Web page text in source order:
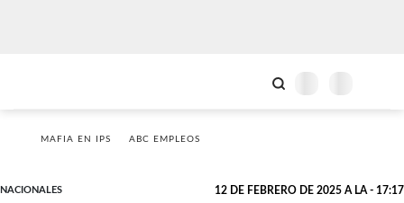
MAFIA EN IPS ABC EMPLEOS
NACIONALES 12 DE FEBRERO DE 2025 A LA - 17:17